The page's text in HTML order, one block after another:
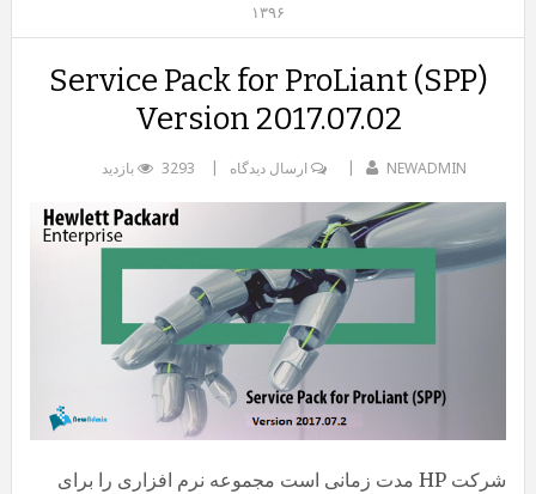
۱۳۹۶
Service Pack for ProLiant (SPP)
Version 2017.07.02
NEWADMIN ارسال دیدگاه 3293 بازدید
شرکت HP مدت زمانی است مجموعه نرم افزاری را برای